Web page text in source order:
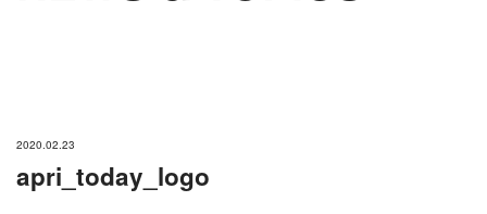
2020.02.23
apri_today_logo